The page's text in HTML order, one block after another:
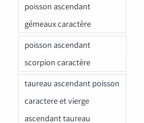
poisson ascendant
gémeaux caractère
poisson ascendant
scorpion caractère
taureau ascendant poisson
caractere et vierge
ascendant taureau